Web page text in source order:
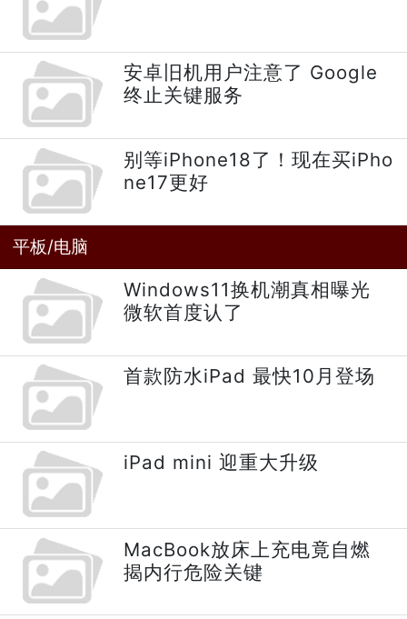
安卓旧机用户注意了 Google
终止关键服务
别等iPhone18了！现在买iPho
ne17更好
平板/电脑
Windows11换机潮真相曝光
微软首度认了
首款防水iPad 最快10月登场
iPad mini 迎重大升级
MacBook放床上充电竟自燃
揭内行危险关键